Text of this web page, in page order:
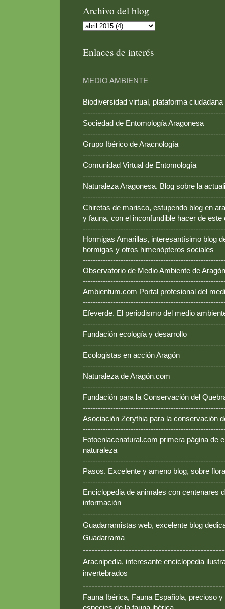
Archivo del blog
Enlaces de interés
MEDIO AMBIENTE
Biodiversidad virtual, plataforma ciudadana
Sociedad de Entomología Aragonesa
Grupo Ibérico de Aracnología
Comunidad Virtual de Entomología
Naturaleza Aragonesa. Blog sobre la
Chiretas de marisco, estupendo blog en
y fauna, con el inconfundible hacer de este
Hormigas Amarillas, interesantísimo blog
hormigas y otros himenópteros sociales
Observatorio de Medio Ambiente de Aragón
Ambientum.com Portal profesional del
Efeverde. El periodismo del medio
Fundación ecología y desarrollo
Ecologistas en acción Aragón
Naturaleza de Aragón.com
Fundación para la Conservación del
Asociación Zerythia para la conservación
Fotoenlacenatural.com primera página de
naturaleza
Pasos. Excelente y ameno blog, sobre
Enciclopedia de animales con centenares
información
Guadarramistas web, excelente blog
Guadarrama
Aracnipedia, interesante enciclopedia
invertebrados
Fauna Ibérica, Fauna Española, precioso